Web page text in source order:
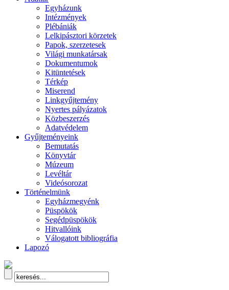
Egyházunk
Intézmények
Plébániák
Lelkipásztori körzetek
Papok, szerzetesek
Világi munkatársak
Dokumentumok
Kitüntetések
Térkép
Miserend
Linkgyűjtemény
Nyertes pályázatok
Közbeszerzés
Adatvédelem
Gyűjteményeink
Bemutatás
Könyvtár
Múzeum
Levéltár
Videósorozat
Történelmünk
Egyházmegyénk
Püspökök
Segédpüspökök
Hitvallóink
Válogatott bibliográfia
Lapozó